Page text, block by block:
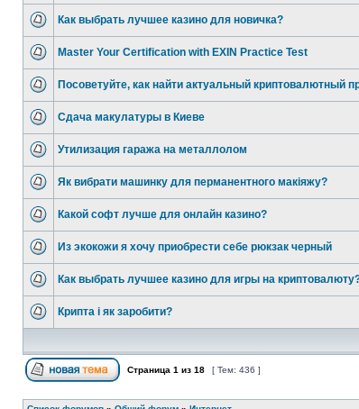
Как выбрать лучшее казино для новичка?
Master Your Certification with EXIN Practice Test
Посоветуйте, как найти актуальный криптовалютный
Сдача макулатуры в Киеве
Утилизация гаража на металлолом
Як вибрати машинку для перманентного макіяжу?
Какой софт лучше для онлайн казино?
Из экокожи я хочу приобрести себе рюкзак черный
Как выбрать лучшее казино для игры на
Крипта і як заробити?
Страница 1 из 18 [ Тем: 436 ]